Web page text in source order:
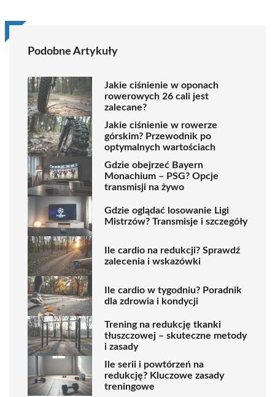
Podobne Artykuły
Jakie ciśnienie w oponach
rowerowych 26 cali jest
zalecane?
Jakie ciśnienie w rowerze
górskim? Przewodnik po
optymalnych wartościach
Gdzie obejrzeć Bayern
Monachium – PSG? Opcje
transmisji na żywo
Gdzie oglądać losowanie Ligi
Mistrzów? Transmisje i szczegóły
Ile cardio na redukcji? Sprawdź
zalecenia i wskazówki
Ile cardio w tygodniu? Poradnik
dla zdrowia i kondycji
Trening na redukcję tkanki
tłuszczowej – skuteczne metody
i zasady
Ile serii i powtórzeń na
redukcję? Kluczowe zasady
treningowe